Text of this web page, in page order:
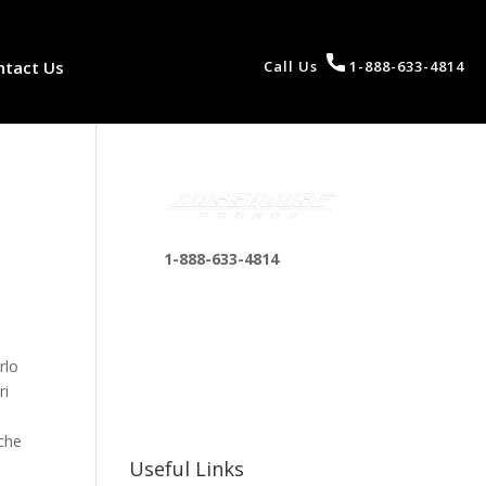
Us Call Us 1-888-633-4814
1-888-633-4814
Useful Links